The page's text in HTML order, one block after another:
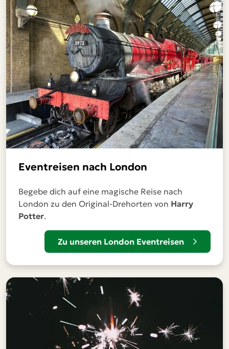
Eventreisen nach London
Begebe dich auf eine magische Reise nach
London zu den Original-Drehorten von Harry
Potter.
Zu unseren London Eventreisen